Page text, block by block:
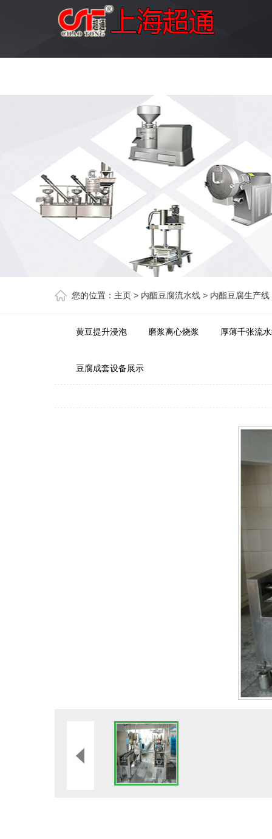
您的位置： 主页 > 内酯豆腐流水线 > 内酯豆腐生产线
黄豆提升浸泡 磨浆离心烧浆 厚薄千张流
豆腐成套设备展示